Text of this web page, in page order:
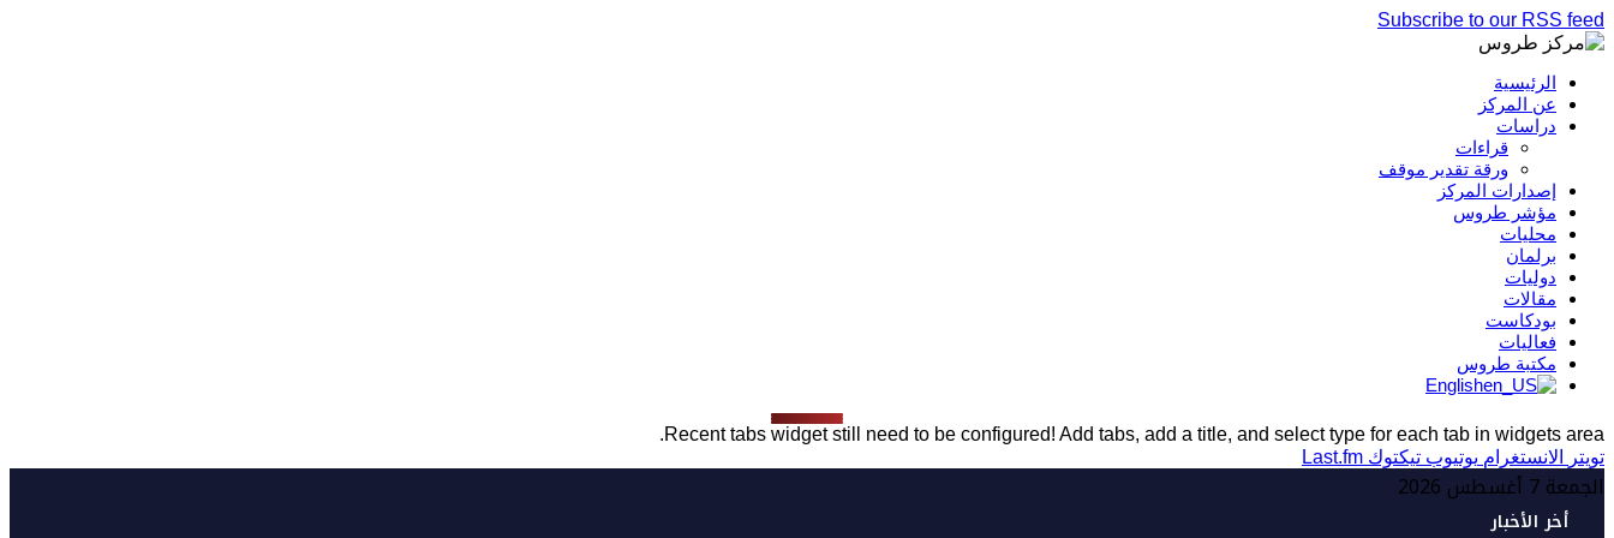
Subscribe to our RSS feed
الرئيسية
عن المركز
دراسات
قراءات
ورقة تقدير موقف
إصدارات المركز
مؤشر طروس
محليات
برلمان
دوليات
مقالات
بودكاست
فعاليات
مكتبة طروس
English
Recent tabs widget still need to be configured! Add tabs, add a title, and select type for each tab in widgets area.
تويتر
الانستغرام يوتيوب تيكتوك Last.fm
الجمعة 7 أغسطس 2026
أخر الأخبار